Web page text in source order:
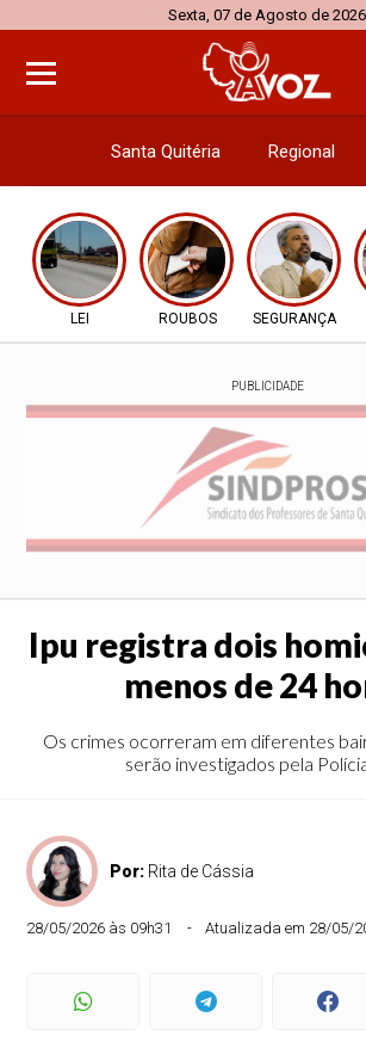
Sexta, 07 de Agosto de 2026
Santa Quitéria Regional
LEI ROUBOS SEGURANÇA
PUBLICIDADE
Ipu registra dois
menos de 24
Os crimes ocorreram em diferentes
serão investigados pela
Por: Rita de Cássia
28/05/2026 às 09h31 Atualizada em 28/05/